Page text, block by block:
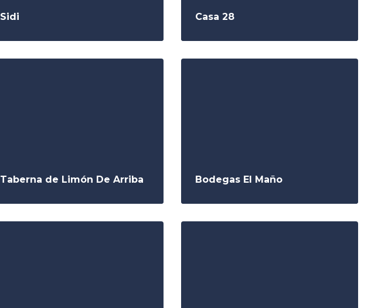
Sidi Casa 28
Taberna de Limón De Arriba Bodegas El Maño